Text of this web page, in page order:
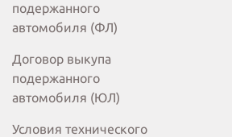
подержанного
автомобиля (ФЛ)
Договор выкупа
подержанного
автомобиля (ЮЛ)
Условия технического